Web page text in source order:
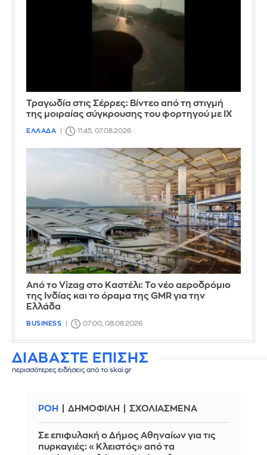
Τραγωδία στις Σέρρες: Βίντεο από τη στιγμή
της μοιραίας σύγκρουσης του φορτηγού με ΙΧ
ΕΛΛΑΔΑ 11:45, 07.08.2026
Από το Vizag στο Καστέλι: Το νέο αεροδρόμιο
της Ινδίας και το όραμα της GMR για την
Ελλάδα
BUSINESS 07:00, 08.08.2026
ΔΙΑΒΑΣΤΕ ΕΠΙΣΗΣ
περισσότερες ειδήσεις από το skai.gr
ΡΟΗ ΔΗΜΟΦΙΛΗ ΣΧΟΛΙΑΣΜΕΝΑ
Σε επιφυλακή ο Δήμος Αθηναίων για τις
πυρκαγιές: «Κλειστός» από τα